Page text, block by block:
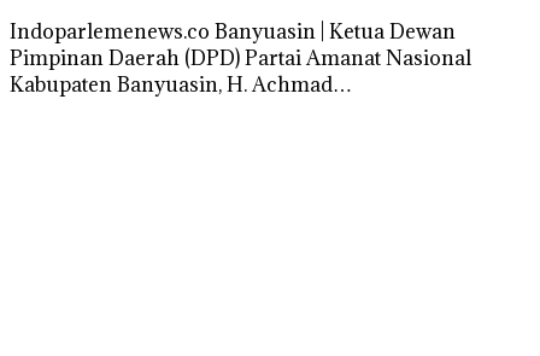
Indoparlemenews.co Banyuasin | Ketua Dewan
Pimpinan Daerah (DPD) Partai Amanat Nasional
Kabupaten Banyuasin, H. Achmad…